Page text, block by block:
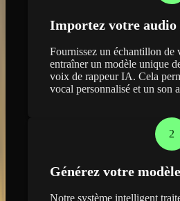
Importez votre audio
Fournissez un échantillon de
entraîner un modèle unique
voix de rappeur IA. Cela
vocal personnalisé et un son
2
Générez votre
Notre système intelligent